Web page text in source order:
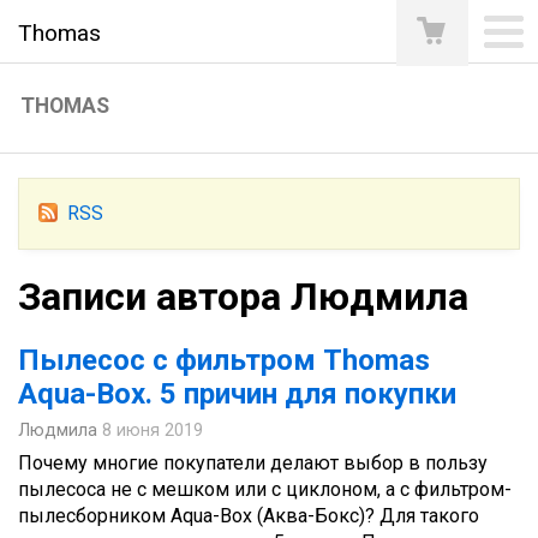
Thomas
THOMAS
RSS
Записи автора Людмила
Пылесос с фильтром Thomas
Aqua-Box. 5 причин для покупки
Людмила 8 июня 2019
Почему многие покупатели делают выбор в пользу
пылесоса не с мешком или с циклоном, а с фильтром-
пылесборником Aqua-Box (Аква-Бокс)? Для такого